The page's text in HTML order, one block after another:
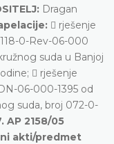
Dragan
 rješenje
0-Rev-06-000
suda u Banjoj
 rješenje
06-000-1395 od
suda, broj 072-0-
AP 2158/05
akti/predmet